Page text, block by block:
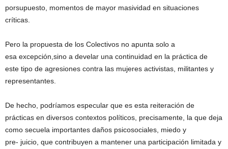
porsupuesto, momentos de mayor masividad en situaciones
críticas.
Pero la propuesta de los Colectivos no apunta solo a
esa excepción,sino a develar una continuidad en la práctica de
este tipo de agresiones contra las mujeres activistas, militantes y
representantes.
De hecho, podríamos especular que es esta reiteración de
prácticas en diversos contextos políticos, precisamente, la que deja
como secuela importantes daños psicosociales, miedo y
pre- juicio, que contribuyen a mantener una participación limitada y